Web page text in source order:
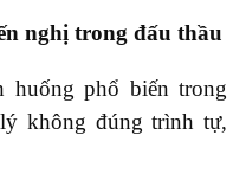
nghị trong đấu thầu
phổ biến trong
không đúng trình tự,